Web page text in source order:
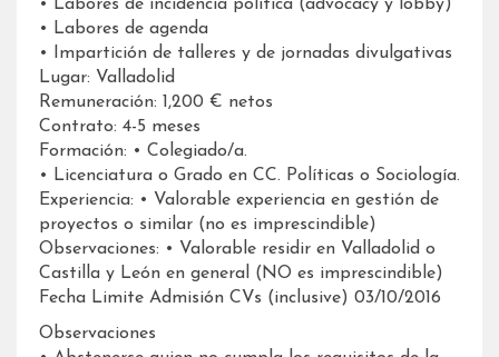
• Labores de incidencia política (advocacy y lobby)
• Labores de agenda
• Impartición de talleres y de jornadas divulgativas
Lugar: Valladolid
Remuneración: 1,200 € netos
Contrato: 4-5 meses
Formación: • Colegiado/a.
• Licenciatura o Grado en CC. Políticas o Sociología.
Experiencia: • Valorable experiencia en gestión de
proyectos o similar (no es imprescindible)
Observaciones: • Valorable residir en Valladolid o
Castilla y León en general (NO es imprescindible)
Fecha Limite Admisión CVs (inclusive) 03/10/2016
Observaciones